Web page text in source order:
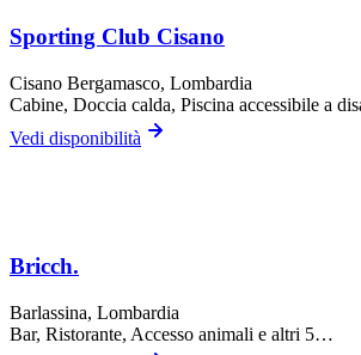
Sporting Club Cisano
Cisano Bergamasco, Lombardia
Cabine, Doccia calda, Piscina accessibile a
Vedi disponibilità
Bricch.
Barlassina, Lombardia
Bar, Ristorante, Accesso animali e altri 5…